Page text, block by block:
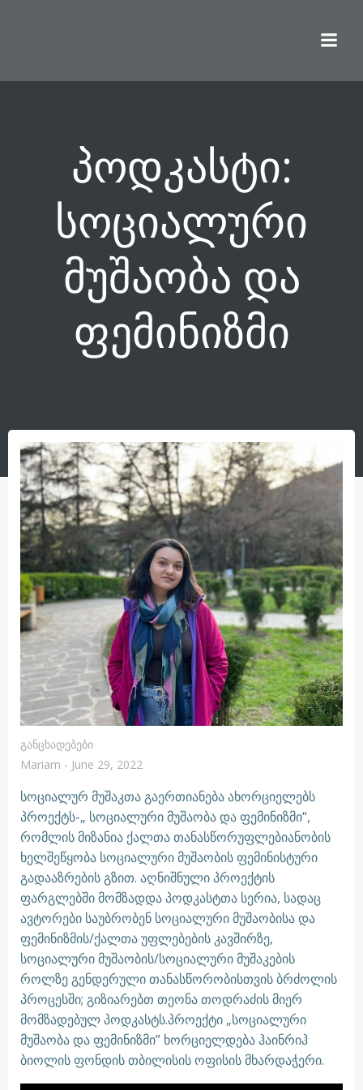
პოდკასტი:
სოციალური
მუშაობა და
ფემინიზმი
Განცხადებები
Mariam - June 29, 2022
სოციალურ მუშაკთა გაერთიანება ახორციელებს
პროექტს-„ სოციალური მუშაობა და ფემინიზმი“,
რომლის მიზანია ქალთა თანასწორუფლებიანობის
ხელშეწყობა სოციალური მუშაობის ფემინისტური
გადააზრების გზით. აღნიშნული პროექტის
ფარგლებში მომზადდა პოდკასტთა სერია, სადაც
ავტორები საუბრობენ სოციალური მუშაობისა და
ფემინიზმის/ქალთა უფლებების კავშირზე,
სოციალური მუშაობის/სოციალური მუშაკების
როლზე გენდერული თანასწორობისთვის ბრძოლის
პროცესში; გიზიარებთ თეონა თოდრაძის მიერ
მომზადებულ პოდკასტს.პროექტი „სოციალური
მუშაობა და ფემინიზმი” ხორციელდება ჰაინრიჰ
ბიოლის ფონდის თბილისის ოფისის მხარდაჭერი.